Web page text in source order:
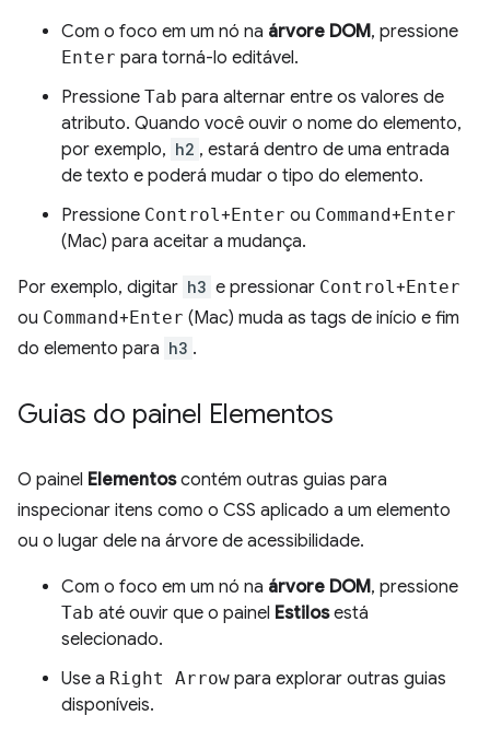
Com o foco em um nó na árvore DOM, pressione
Enter para torná-lo editável.
Pressione Tab para alternar entre os valores de
atributo. Quando você ouvir o nome do elemento,
por exemplo, h2 , estará dentro de uma entrada
de texto e poderá mudar o tipo do elemento.
Pressione Control+Enter ou Command+Enter
(Mac) para aceitar a mudança.
Por exemplo, digitar h3 e pressionar Control+Enter
ou Command+Enter (Mac) muda as tags de início e fim
do elemento para h3 .
Guias do painel Elementos
O painel Elementoscontém outras guias para
inspecionar itens como o CSS aplicado a um elemento
ou o lugar dele na árvore de acessibilidade.
Com o foco em um nó na árvore DOM, pressione
Tab até ouvir que o painel Estilosestá
selecionado.
Use a Right Arrow para explorar outras guias
disponíveis.